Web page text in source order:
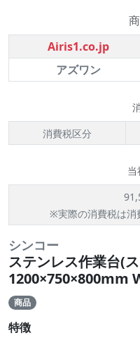
Airis1.co.jp
アズワン
消費税区分
当
※実際の消費税は消
シンコー
ステンレス作業台(
1200×750×800mm
商品
特徴